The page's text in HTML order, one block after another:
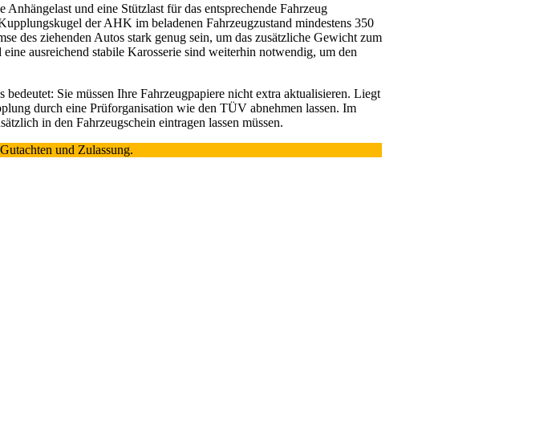
und eine Stützlast für das entsprechende Fahrzeug
der AHK im beladenen Fahrzeugzustand mindestens 350
des ziehenden Autos stark genug sein, um das zusätzliche Gewicht zum
ausreichend stabile Karosserie sind weiterhin notwendig, um den
Sie müssen Ihre Fahrzeugpapiere nicht extra aktualisieren. Liegt
durch eine Prüforganisation wie den TÜV abnehmen lassen. Im
in den Fahrzeugschein eintragen lassen müssen.
und Zulassung.